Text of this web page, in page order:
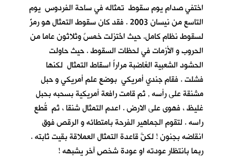
اختفي صدام يوم سقوط تمثاله في ساحة الفردوس يوم
التاسع من نيسان 2003 . فقد كان سقوط التمثال هو رمزٌ
لسقوط نظام كامل. حيث اخُتزلت خمسٌ وثلاثون عاما من
الحروب و الأزمات في لحظات السقوط . حيث حاولت
الحشود الشعبية الغاضبة مراراً اسقاط التمثال لكنها
فشلت . فقام جندي أمريكي بوضع علم أمريكي و حبل
مشنقة على رأسه , ثم قامت رافعة أمريكية بسحبه بحبل
غليظ ، فهوى على الارض . اعدم التمثال شنقا ، ثم قُطع
راسه . لتقوم الجماهير الفرحة بامتطائه و الرقص فوق
انقاضه بجنون ! لكنَّ قاعدة التمثال العملاقة بقيت ثابته .
ربما بانتظار عودته او عودة شخصٍ آخر يشبهه !